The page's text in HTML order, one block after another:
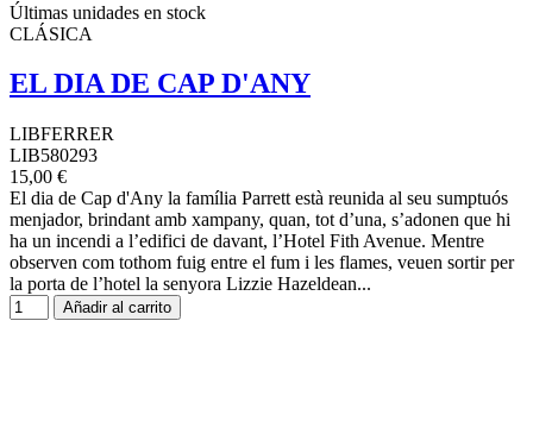
Últimas unidades en stock
CLÁSICA
EL DIA DE CAP D'ANY
LIBFERRER
LIB580293
15,00 €
El dia de Cap d'Any la família Parrett està reunida al seu sumptuós
menjador, brindant amb xampany, quan, tot d’una, s’adonen que hi
ha un incendi a l’edifici de davant, l’Hotel Fith Avenue. Mentre
observen com tothom fuig entre el fum i les flames, veuen sortir per
la porta de l’hotel la senyora Lizzie Hazeldean...
Añadir al carrito